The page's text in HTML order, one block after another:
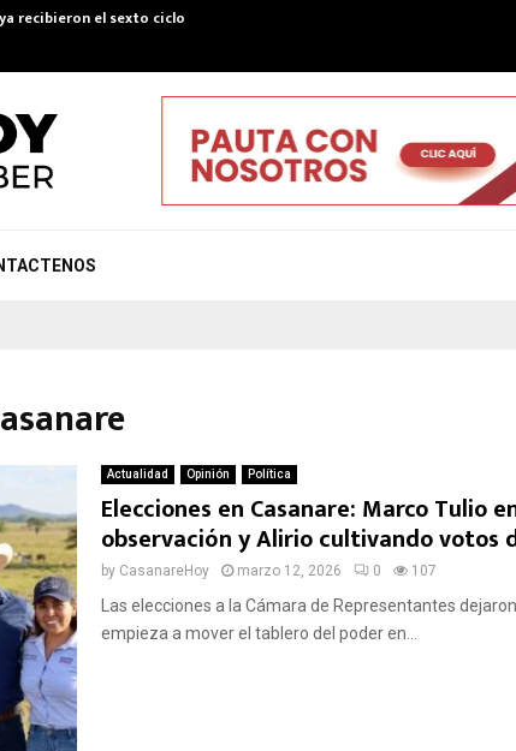
recibieron el sexto ciclo de Colombia Mayor… Convenio
Actualidad Opinión Política
Elecciones en Casanare: Marco Tulio
observación y Alirio cultivando votos
by CasanareHoy marzo 12, 2026 0 107
Las elecciones a la Cámara de Representantes
empieza a mover el tablero del poder en...